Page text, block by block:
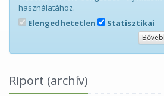
használatához.
Elengedhetetlen
Statisztikai
Riport (archív)